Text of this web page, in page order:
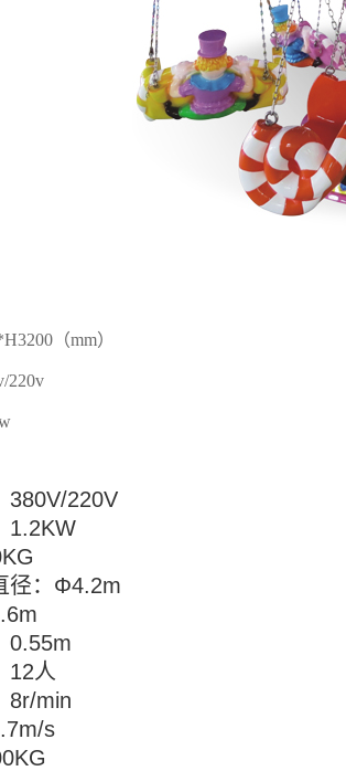
（mm）
220v
380V/220V
1.2KW
径：Φ4.2m
0.55m
12人
8r/min
s